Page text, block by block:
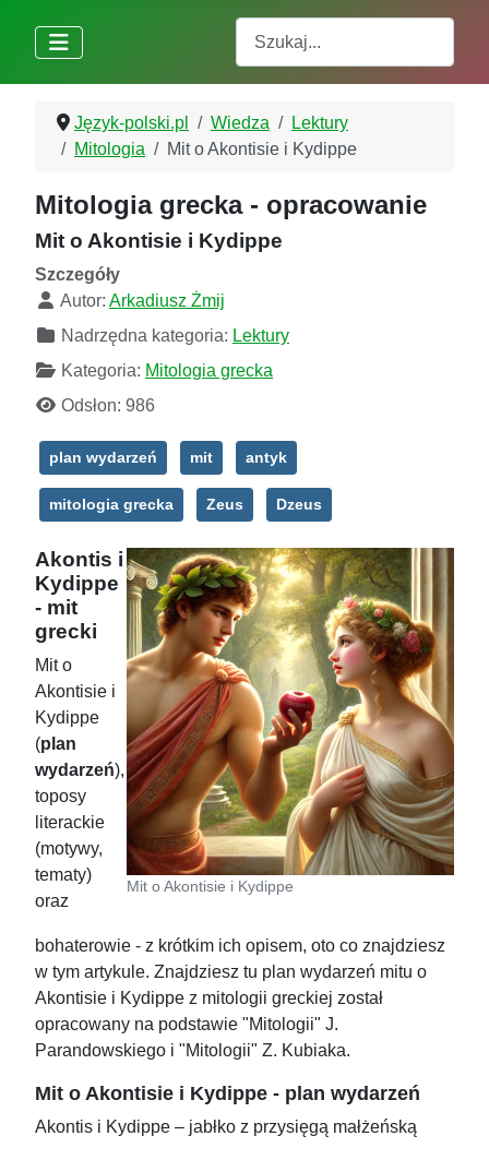
Język-polski.pl Wiedza
Lektury
Mitologia
Mit o Akontisie i Kydippe
Mitologia grecka - opracowanie
Mit o Akontisie i Kydippe
Szczegóły
Autor: Arkadiusz Żmij
Nadrzędna kategoria: Lektury
Kategoria: Mitologia grecka
Odsłon: 986
plan wydarzeń mit antyk
mitologia grecka Zeus Dzeus
Mit o Akontisie i Kydippe
Akontis i
Kydippe
- mit
grecki
Mit o
Akontisie i
Kydippe
(plan
wydarzeń),
toposy
literackie
(motywy,
tematy)
oraz
bohaterowie - z krótkim ich opisem, oto co znajdziesz
w tym artykule. Znajdziesz tu plan wydarzeń mitu o
Akontisie i Kydippe z mitologii greckiej został
opracowany na podstawie "Mitologii" J.
Parandowskiego i "Mitologii" Z. Kubiaka.
Mit o Akontisie i Kydippe - plan wydarzeń
Akontis i Kydippe – jabłko z przysięgą małżeńską